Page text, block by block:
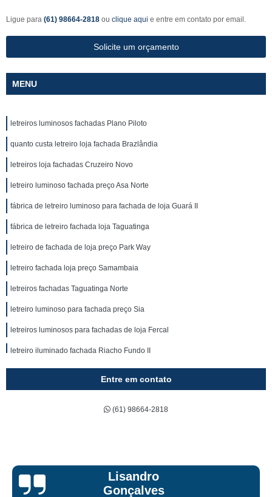
Ligue para (61) 98664-2818 ou clique aqui e entre em contato por email.
Solicite um orçamento
MENU
letreiros luminosos fachadas Plano Piloto
quanto custa letreiro loja fachada Brazlândia
letreiros loja fachadas Cruzeiro Novo
letreiro luminoso fachada preço Asa Norte
fábrica de letreiro luminoso para fachada de loja Guará II
fábrica de letreiro fachada loja Taguatinga
letreiro de fachada de loja preço Park Way
letreiro fachada loja preço Samambaia
letreiros fachadas Taguatinga Norte
letreiro luminoso para fachada preço Sia
letreiros luminosos para fachadas de loja Fercal
letreiro iluminado fachada Riacho Fundo II
letreiro de led para fachada preço Brazlândia
letreiros de fachadas Taguatinga
letreiro loja fachada P Norte
letreiros luminosos para fachadas P Norte
Entre em contato
(61) 98664-2818
Bruna Eduarda